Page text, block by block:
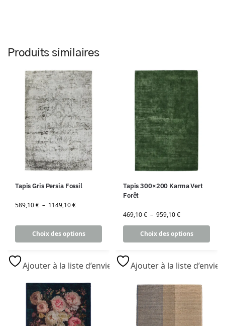
Produits similaires
Tapis Gris Persia Fossil
589,10€ – 1149,10€
Choix des options
Ajouter à la liste d’envies
Tapis 300×200 Karma Vert
Forêt
469,10€ – 959,10€
Choix des options
Ajouter à la liste d’envies